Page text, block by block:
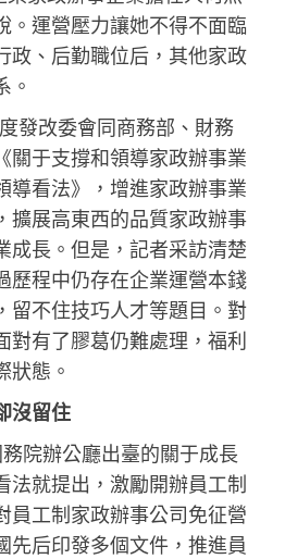
。運營壓力讓她不得不面臨
政、后勤職位后，其他家政
。
度發改委會同商務部、財務
關于支撐和領導家政辦事業
導看法》，增進家政辦事業
擴展高東西的品質家政辦事
成長。但是，記者采訪清楚
歷程中仍存在企業運營本錢
留不住技巧人才等題目。對
對有了膠葛仍難處理，福利
狀態。
沒留住
務院辦公廳出臺的關于成長
法就提出，激勵開辦員工制
員工制家政辦事公司免征營
先后印發多個文件，推進員